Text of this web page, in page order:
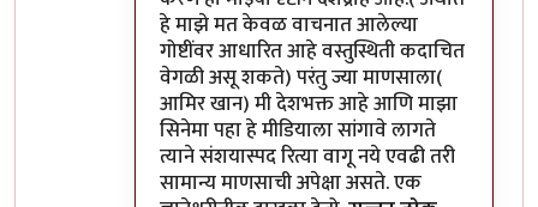
हे माझे मत केवळ वाचनात आलेल्या
गोष्टींवर आधारित आहे वस्तुस्थिती कदाचित
वेगळी असू शकते) परंतु ज्या माणसाला(
आमिर खान) मी देशभक्त आहे आणि माझा
सिनेमा पहा हे मीडियाला सांगावे लागते
त्याने संशयास्पद रित्या वागू नये एवढी तरी
सामान्य माणसाची अपेक्षा असते. एक